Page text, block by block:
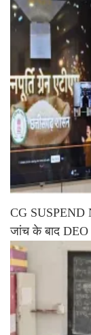
CG SUSPEND
जांच के बाद